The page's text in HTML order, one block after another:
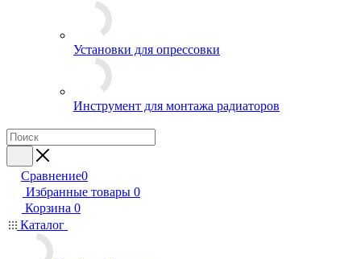
Установки для опрессовки
Инструмент для монтажа радиаторов
Сравнение0
Избранные товары 0
Корзина 0
Каталог